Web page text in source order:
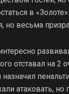
в
но весьма
отставал на 2
назначил
атаковать,